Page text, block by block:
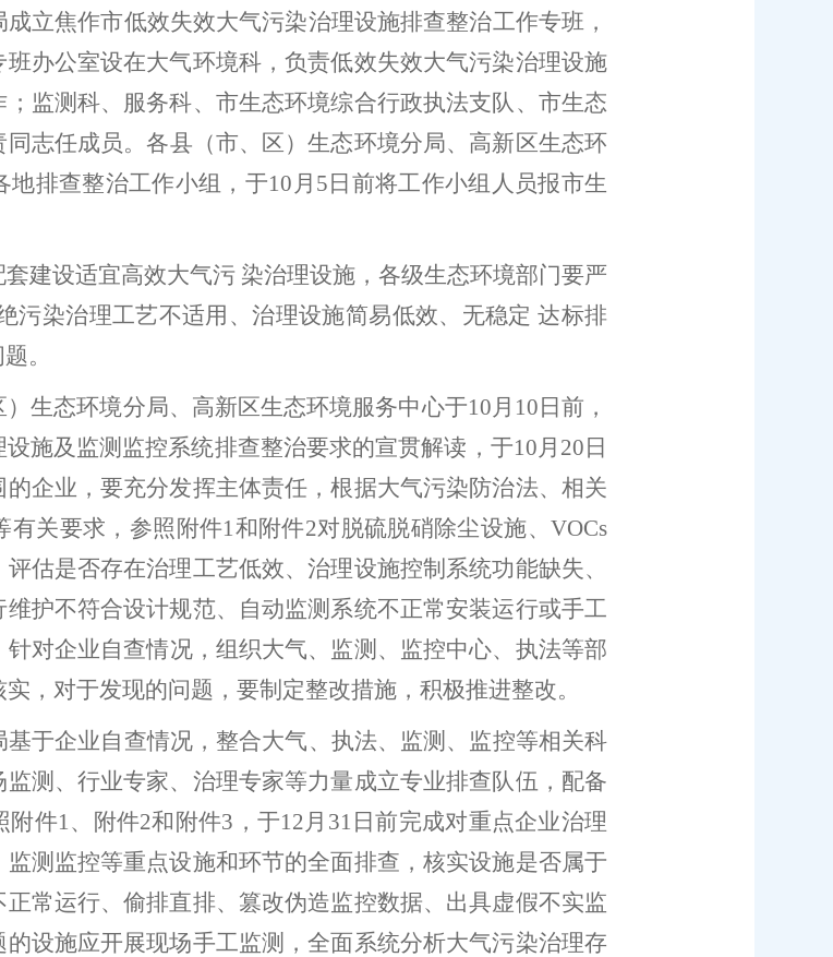
成立焦作市低效失效大气污染治理设施排查整治工作专班，
办公室设在大气环境科，负责低效失效大气污染治理设施
监测科、 服务科、市生态环境综合行政执法支队、市生态
同志任成员。各县（市、区）生态环境分局、高新区生态环
地排查整治工作小组 ， 于10 月 5 日 前将工作小组人员报市生
建设适宜高效大气污 染治理设施，各级生态环境部门要严
污染治理工艺不适用、治理设施简易低效、无稳定 达标排
。
）生态环境分局、高新区生态环境服务中心于10月 10 日前，
施及监测监控系统排查整治要求的宣贯解读，于10月 20 日
企业，要充分发挥主体责任，根据大气污染防治法、相关
有关要求，参照附件1和附件2对脱硫脱硝除尘设施、VOCs
估是否存在治理工艺低效、治理设施控制系统功能缺失、
护不符合设计规范、自动监测系统不正常安装运行或手工
针对企业自查情况，组织大气、监测、监控中心、执法等部
实，对于发现的问题，要制定整改措施，积极推进整改。
基于企业自查情况，整合大气、执法、监测、监控等相关科
测、 行业专家、 治理专家等力量成立专业排查队伍，配备
附件1、附件2和附件3 ， 于12月 31 日前完成对重点企业治理
测监控等重点设施和环节的全面排查，核实设施是否属于
常运行、偷排直排、篡改伪造监控数据、出具虚假不实监
设施应开展现场手工监测，全面系统分析大气污染治理存